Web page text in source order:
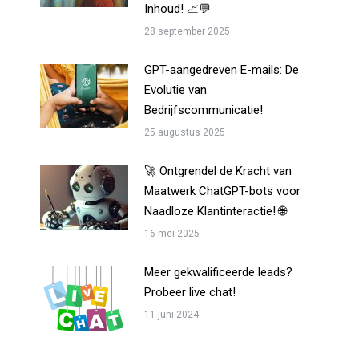
Inhoud! 📈💬
28 september 2025
GPT-aangedreven E-mails: De
Evolutie van
Bedrijfscommunicatie!
25 augustus 2025
🚀 Ontgrendel de Kracht van
Maatwerk ChatGPT-bots voor
Naadloze Klantinteractie! 🌐
16 mei 2025
Meer gekwalificeerde leads?
Probeer live chat!
11 juni 2024